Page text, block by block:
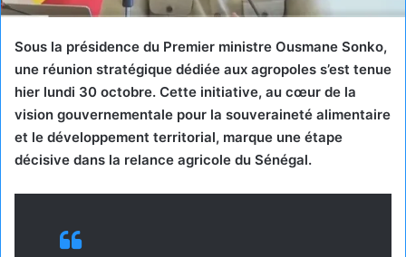
Sous la présidence du Premier ministre Ousmane Sonko,
une réunion stratégique dédiée aux agropoles s’est tenue
hier lundi 30 octobre. Cette initiative, au cœur de la
vision gouvernementale pour la souveraineté alimentaire
et le développement territorial, marque une étape
décisive dans la relance agricole du Sénégal.